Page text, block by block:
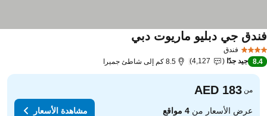
فندق
جي دبليو ماريوت دبي
8.4 جيد جدًا 4,127 8.5 كم إلى شاطئ جميرا
من
عرض الأسعار من4 مواقع مشاهدة الأسعار